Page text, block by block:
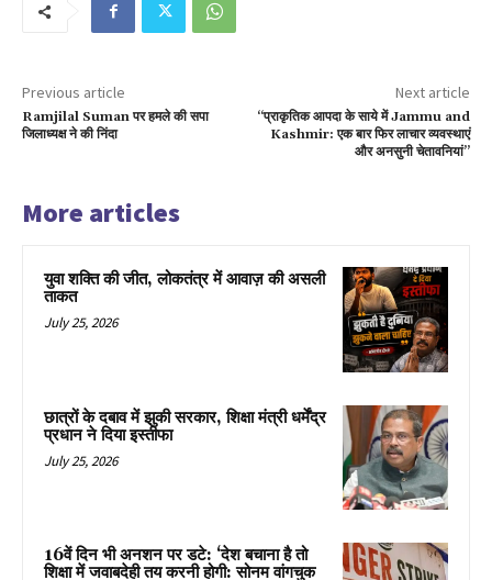
Previous article
Ramjilal Suman पर हमले की सपा
जिलाध्यक्ष ने की निंदा
Next article
“प्राकृतिक आपदा के साये में Jammu and
Kashmir: एक बार फिर लाचार व्यवस्थाएं
और अनसुनी चेतावनियां”
More articles
युवा शक्ति की जीत, लोकतंत्र में आवाज़ की असली
ताकत
July 25, 2026
छात्रों के दबाव में झुकी सरकार, शिक्षा मंत्री धर्मेंद्र
प्रधान ने दिया इस्तीफा
July 25, 2026
16वें दिन भी अनशन पर डटे: ‘देश बचाना है तो
शिक्षा में जवाबदेही तय करनी होगी: सोनम वांगचुक